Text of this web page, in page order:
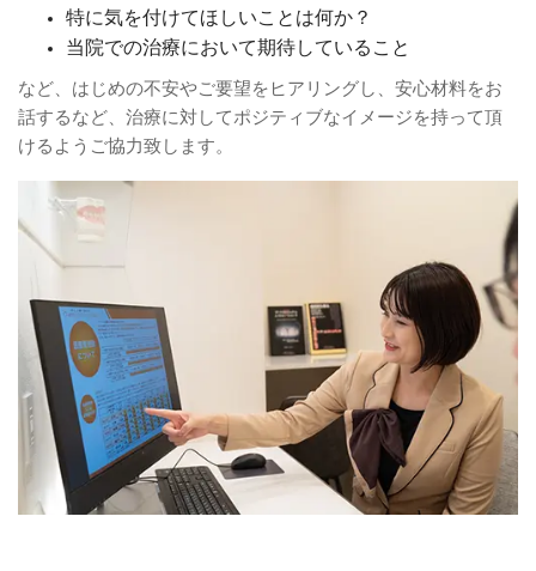
特に気を付けてほしいことは何か？
当院での治療において期待していること
など、はじめの不安やご要望をヒアリングし、安心材料をお
話するなど、治療に対してポジティブなイメージを持って頂
けるようご協力致します。